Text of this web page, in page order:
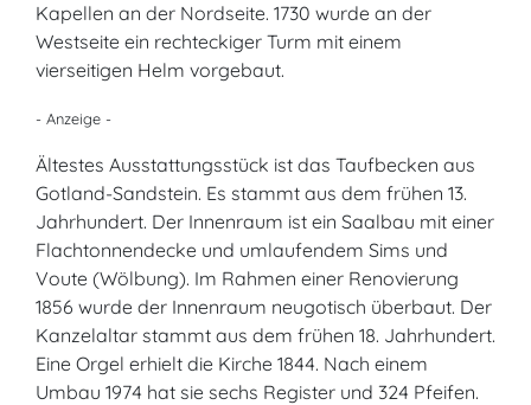
Kapellen an der Nordseite. 1730 wurde an der
Westseite ein rechteckiger Turm mit einem
vierseitigen Helm vorgebaut.
- Anzeige -
Ältestes Ausstattungsstück ist das Taufbecken aus
Gotland-Sandstein. Es stammt aus dem frühen 13.
Jahrhundert. Der Innenraum ist ein Saalbau mit einer
Flachtonnendecke und umlaufendem Sims und
Voute (Wölbung). Im Rahmen einer Renovierung
1856 wurde der Innenraum neugotisch überbaut. Der
Kanzelaltar stammt aus dem frühen 18. Jahrhundert.
Eine Orgel erhielt die Kirche 1844. Nach einem
Umbau 1974 hat sie sechs Register und 324 Pfeifen.